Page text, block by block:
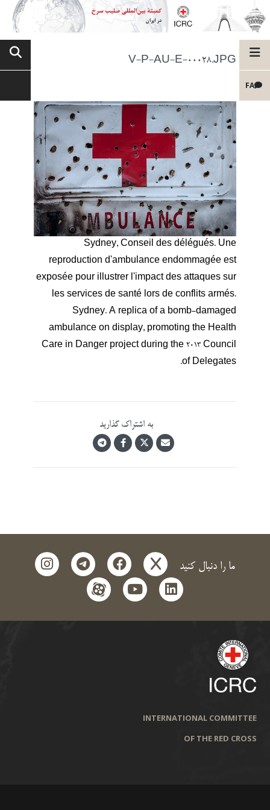
FA
V-P-AU-E-00028.JPG
Sydney, Conseil des délégués. Une
reproduction d'ambulance endommagée est
exposée pour illustrer l'impact des attaques sur
les services de santé lors de conflits armés.
Sydney. A replica of a bomb-damaged
ambulance on display, promoting the Health
Care in Danger project during the 2013 Council
of Delegates.
به اشتراک گذارید
ما را دنبال کنید x
facebook
telegram
instagram
linkedin
youtube
aparat
INTERNATIONAL COMMITTEE
OF THE RED CROSS